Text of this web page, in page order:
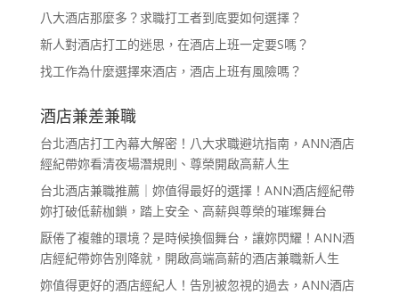
八大酒店那麼多？求職打工者到底要如何選擇？
新人對酒店打工的迷思，在酒店上班一定要S嗎？
找工作為什麼選擇來酒店，酒店上班有風險嗎？
酒店兼差兼職
台北酒店打工內幕大解密！八大求職避坑指南，ANN酒店
經紀帶妳看清夜場潛規則、尊榮開啟高薪人生
台北酒店兼職推薦｜妳值得最好的選擇！ANN酒店經紀帶
妳打破低薪枷鎖，踏上安全、高薪與尊榮的璀璨舞台
厭倦了複雜的環境？是時候換個舞台，讓妳閃耀！ANN酒
店經紀帶妳告別降就，開啟高端高薪的酒店兼職新人生
妳值得更好的酒店經紀人！告別被忽視的過去，ANN酒店